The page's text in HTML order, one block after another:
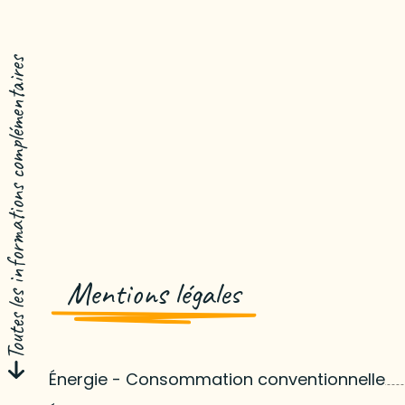
Toutes les informations complémentaires Mentions légales
Énergie - Consommation conventionnelle